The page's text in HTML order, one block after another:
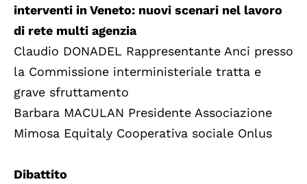
interventi in Veneto: nuovi scenari nel lavoro
di rete multi agenzia
Claudio DONADEL Rappresentante Anci presso
la Commissione interministeriale tratta e
grave sfruttamento
Barbara MACULAN Presidente Associazione
Mimosa Equitaly Cooperativa sociale Onlus
Dibattito